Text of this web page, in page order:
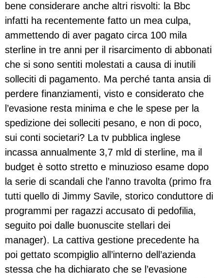
bene considerare anche altri risvolti: la Bbc
infatti ha recentemente fatto un mea culpa,
ammettendo di aver pagato circa 100 mila
sterline in tre anni per il risarcimento di abbonati
che si sono sentiti molestati a causa di inutili
solleciti di pagamento. Ma perché tanta ansia di
perdere finanziamenti, visto e considerato che
l’evasione resta minima e che le spese per la
spedizione dei solleciti pesano, e non di poco,
sui conti societari? La tv pubblica inglese
incassa annualmente 3,7 mld di sterline, ma il
budget è sotto stretto e minuzioso esame dopo
la serie di scandali che l’anno travolta (primo fra
tutti quello di Jimmy Savile, storico conduttore di
programmi per ragazzi accusato di pedofilia,
seguito poi dalle buonuscite stellari dei
manager). La cattiva gestione precedente ha
poi gettato scompiglio all’interno dell’azienda
stessa che ha dichiarato che se l’evasione